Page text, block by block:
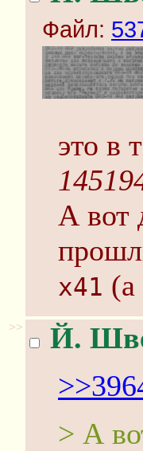
Файл:
это в
А вот
х41 (а
>> Й.
> А